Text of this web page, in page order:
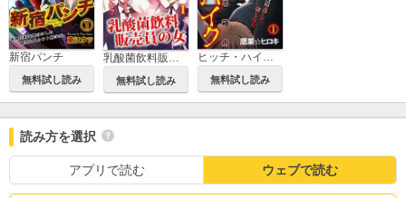
新宿パンチ
無料試し読み 無料試し読み 無料試し読み
読み方を選択
アプリで読む ウェブで読む